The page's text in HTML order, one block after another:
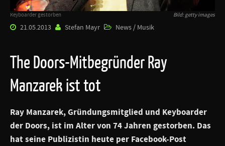
Keyboarder gestorben Bild: getty images
21.05.2013 Stefan Mayr News / Musik
The Doors-Mitbegründer Ray
Manzarek ist tot
Ray Manzarek, Gründungsmitglied und Keyboarder
der Doors, ist im Alter von 74 Jahren gestorben. Das
hat seine Publizistin heute per Facebook-Post